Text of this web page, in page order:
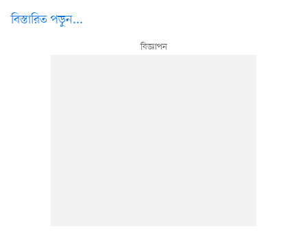
বিস্তারিত পড়ুন...